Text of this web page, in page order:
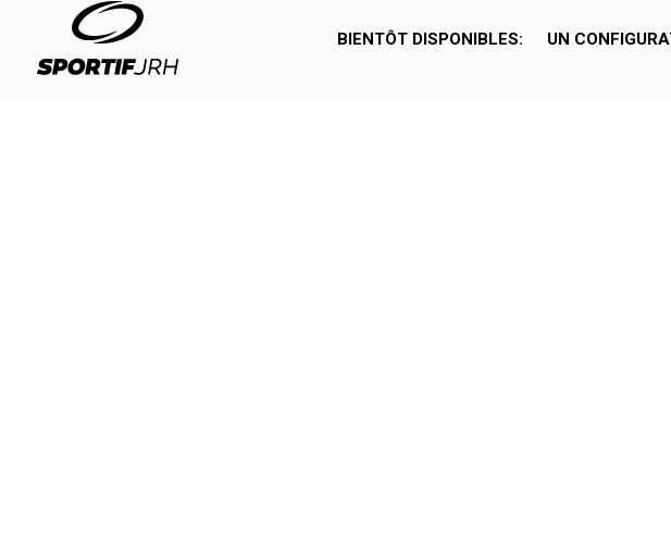
BIENTÔT DISPONIBLES: UN